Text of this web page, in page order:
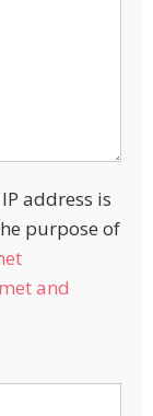
address is
purpose of
and